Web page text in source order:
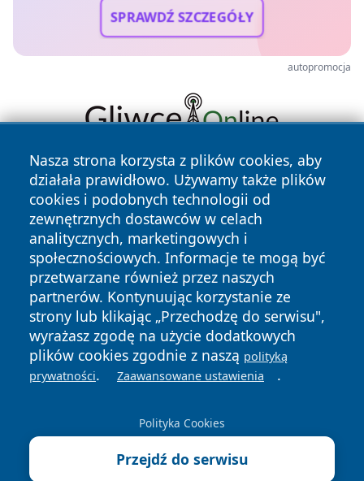
SPRAWDŹ SZCZEGÓŁY
autopromocja
Nasza strona korzysta z plików cookies, aby
działała prawidłowo. Używamy także plików
cookies i podobnych technologii od
zewnętrznych dostawców w celach
analitycznych, marketingowych i
społecznościowych. Informacje te mogą być
przetwarzane również przez naszych
partnerów. Kontynuując korzystanie ze
strony lub klikając „Przechodzę do serwisu",
wyrażasz zgodę na użycie dodatkowych
plików cookies zgodnie z naszą polityką
prywatności. Zaawansowane ustawienia .
Polityka Cookies
Przejdź do serwisu
Copyright © 2026 limanowskie.pl Wszystkie prawa
zastrzeżone.
News Autorzy
Polityka
Prywatności
Polityka
Cookies